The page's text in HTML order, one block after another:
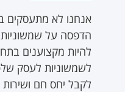
אנחנו לא מתעסקים
הדפסה על שמשוניות
להיות מקצוענים
לשמשוניות לעסק
לקבל יחס חם ושירות